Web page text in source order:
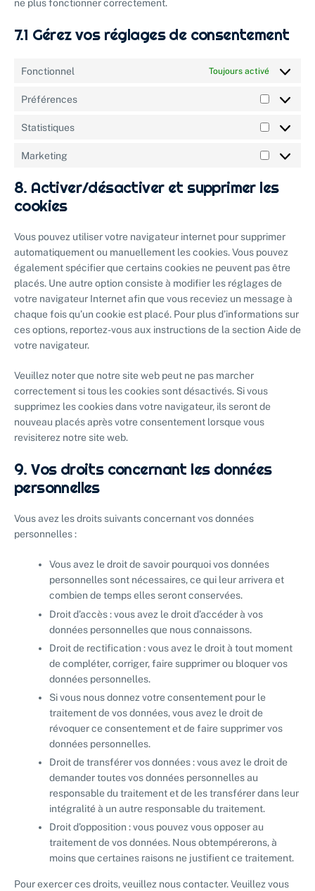
ne plus fonctionner correctement.
7.1 Gérez vos réglages de consentement
Fonctionnel Toujours activé
Préférences
Statistiques
Marketing
8. Activer/désactiver et supprimer les
cookies
Vous pouvez utiliser votre navigateur internet pour supprimer
automatiquement ou manuellement les cookies. Vous pouvez
également spécifier que certains cookies ne peuvent pas être
placés. Une autre option consiste à modifier les réglages de
votre navigateur Internet afin que vous receviez un message à
chaque fois qu’un cookie est placé. Pour plus d’informations sur
ces options, reportez-vous aux instructions de la section Aide de
votre navigateur.
Veuillez noter que notre site web peut ne pas marcher
correctement si tous les cookies sont désactivés. Si vous
supprimez les cookies dans votre navigateur, ils seront de
nouveau placés après votre consentement lorsque vous
revisiterez notre site web.
9. Vos droits concernant les données
personnelles
Vous avez les droits suivants concernant vos données
personnelles :
Vous avez le droit de savoir pourquoi vos données
personnelles sont nécessaires, ce qui leur arrivera et
combien de temps elles seront conservées.
Droit d’accès : vous avez le droit d’accéder à vos
données personnelles que nous connaissons.
Droit de rectification : vous avez le droit à tout moment
de compléter, corriger, faire supprimer ou bloquer vos
données personnelles.
Si vous nous donnez votre consentement pour le
traitement de vos données, vous avez le droit de
révoquer ce consentement et de faire supprimer vos
données personnelles.
Droit de transférer vos données : vous avez le droit de
demander toutes vos données personnelles au
responsable du traitement et de les transférer dans leur
intégralité à un autre responsable du traitement.
Droit d’opposition : vous pouvez vous opposer au
traitement de vos données. Nous obtempérerons, à
moins que certaines raisons ne justifient ce traitement.
Pour exercer ces droits, veuillez nous contacter. Veuillez vous